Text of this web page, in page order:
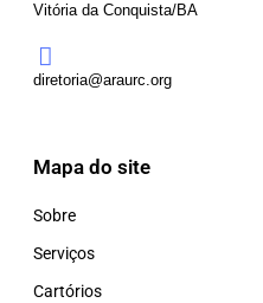
Vitória da Conquista/BA
diretoria@araurc.org
Mapa do site
Sobre
Serviços
Cartórios